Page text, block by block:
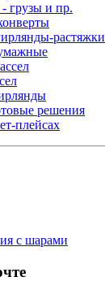
грузы и пр.
растяжки
решения
плейсах
с шарами